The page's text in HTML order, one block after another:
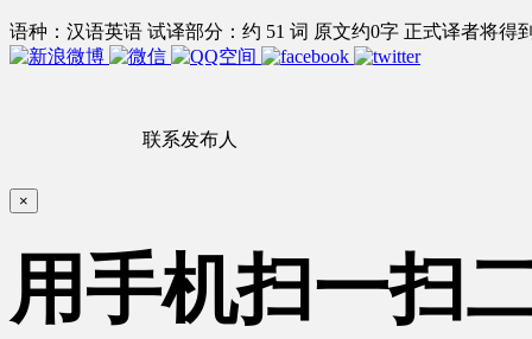
语种：汉语英语 试译部分：约 51 词 原文约0字 正式译者将得
联系发布人
×
用手机扫一扫